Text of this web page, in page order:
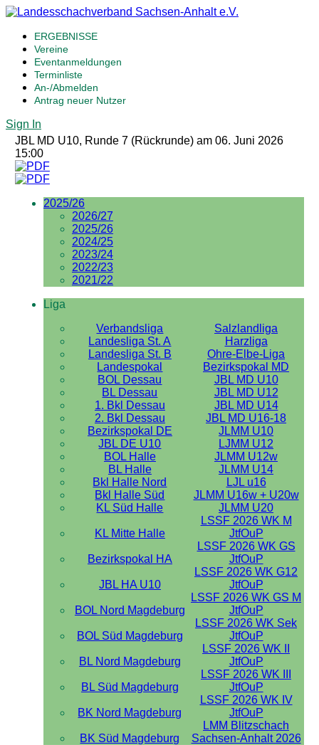
ERGEBNISSE
Vereine
Eventanmeldungen
Terminliste
An-/Abmelden
Antrag neuer Nutzer
Sign In
JBL MD U10, Runde 7 (Rückrunde) am 06. Juni 2026
15:00
2025/26
2026/27
2025/26
2024/25
2023/24
2022/23
2021/22
Liga
Verbandsliga
Salzlandliga
Landesliga St. A
Harzliga
Landesliga St. B
Ohre-Elbe-Liga
Landespokal
Bezirkspokal MD
BOL Dessau
JBL MD U10
BL Dessau
JBL MD U12
1. Bkl Dessau
JBL MD U14
2. Bkl Dessau
JBL MD U16-18
Bezirkspokal DE
JLMM U10
JBL DE U10
LJMM U12
BOL Halle
JLMM U12w
BL Halle
JLMM U14
Bkl Halle Nord
LJL u16
Bkl Halle Süd
JLMM U16w + U20w
KL Süd Halle
JLMM U20
KL Mitte Halle
LSSF 2026 WK M
JtfOuP
Bezirkspokal HA
LSSF 2026 WK GS
JtfOuP
JBL HA U10
LSSF 2026 WK G12
JtfOuP
BOL Nord Magdeburg
LSSF 2026 WK GS M
JtfOuP
BOL Süd Magdeburg
LSSF 2026 WK Sek
JtfOuP
BL Nord Magdeburg
LSSF 2026 WK II
JtfOuP
BL Süd Magdeburg
LSSF 2026 WK III
JtfOuP
BK Nord Magdeburg
LSSF 2026 WK IV
JtfOuP
BK Süd Magdeburg
LMM Blitzschach
Sachsen-Anhalt 2026